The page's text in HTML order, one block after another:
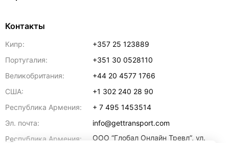
Контакты
Кипр:
+357 25 123889
Португалия:
+351 30 0528110
Великобритания:
+44 20 4577 1766
США:
+1 302 240 28 90
Республика Армения:
+ 7 495 1453514
Эл. почта:
info@gettransport.com
Республика Армения:
ООО “Глобал Онлайн Тревл”, ул.